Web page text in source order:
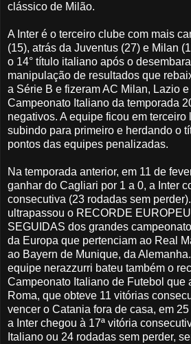
clássico de Milão.
A Inter é o terceiro clube com mais
(15), atrás da Juventus (27) e Milan
o 14° título italiano após o
manipulação de resultados que
a Série B e fizeram AC Milan, Lazio
Campeonato Italiano da temporada
negativos. A equipe ficou em terceiro
subindo para primeiro e herdando o
pontos das equipes penalizadas.
Na temporada anterior, em 11 de
ganhar do Cagliari por 1 a 0, a Inter
consecutiva (23 rodadas sem
ultrapassou o RECORDE
SEGUIDAS dos grandes
da Europa que pertenciam ao Real
ao Bayern de Munique, da
equipe nerazzurri bateu também o
Campeonato Italiano de Futebol que
Roma, que obteve 11 vitórias
vencer o Catania fora de casa, em
a Inter chegou à 17ª vitória
Italiano ou 24 rodadas sem perder,